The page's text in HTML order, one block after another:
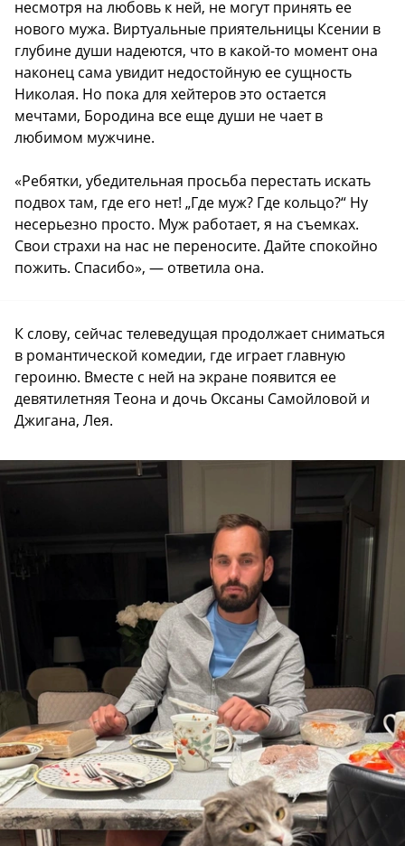
несмотря на любовь к ней, не могут принять ее
нового мужа. Виртуальные приятельницы Ксении в
глубине души надеются, что в какой-то момент она
наконец сама увидит недостойную ее сущность
Николая. Но пока для хейтеров это остается
мечтами, Бородина все еще души не чает в
любимом мужчине.
«Ребятки, убедительная просьба перестать искать
подвох там, где его нет! „Где муж? Где кольцо?“ Ну
несерьезно просто. Муж работает, я на съемках.
Свои страхи на нас не переносите. Дайте спокойно
пожить. Спасибо», — ответила она.
К слову, сейчас телеведущая продолжает сниматься
в романтической комедии, где играет главную
героиню. Вместе с ней на экране появится ее
девятилетняя Теона и дочь Оксаны Самойловой и
Джигана, Лея.